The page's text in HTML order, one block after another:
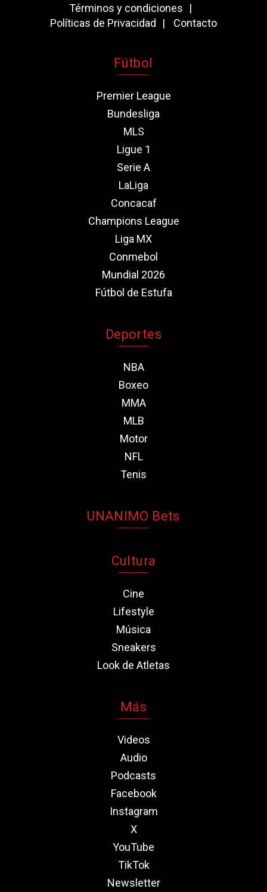
Términos y condiciones
Políticas de Privacidad
Contacto
Fútbol
Premier League
Bundesliga
MLS
Ligue 1
Serie A
LaLiga
Concacaf
Champions League
Liga MX
Conmebol
Mundial 2026
Fútbol de Estufa
Deportes
NBA
Boxeo
MMA
MLB
Motor
NFL
Tenis
UNANIMO Bets
Cultura
Cine
Lifestyle
Música
Sneakers
Look de Atletas
Más
Videos
Audio
Podcasts
Facebook
Instagram
X
YouTube
TikTok
Newsletter